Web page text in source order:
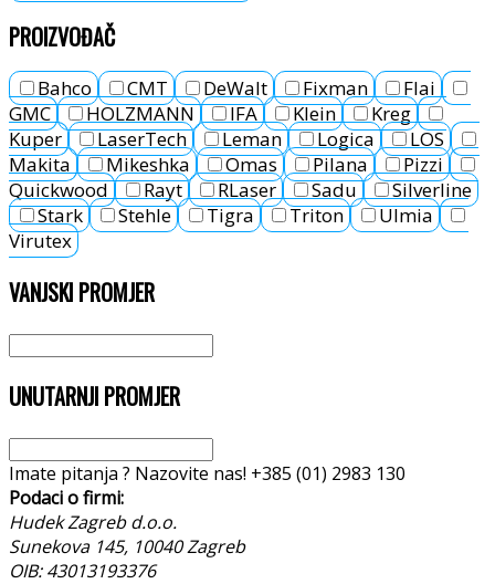
PROIZVOĐAČ
Bahco CMT DeWalt Fixman
Flai
GMC
HOLZMANN IFA Klein
Kreg
Kuper
LaserTech Leman Logica
LOS
Makita
Mikeshka Omas Pilana
Pizzi
Quickwood
Rayt RLaser Sadu
Silverline
Stark
Stehle Tigra Triton
Ulmia
Virutex
VANJSKI PROMJER
UNUTARNJI PROMJER
Imate pitanja ? Nazovite nas! +385 (01) 2983 130
Podaci o firmi:
Hudek Zagreb d.o.o.
Sunekova 145, 10040 Zagreb
OIB: 43013193376